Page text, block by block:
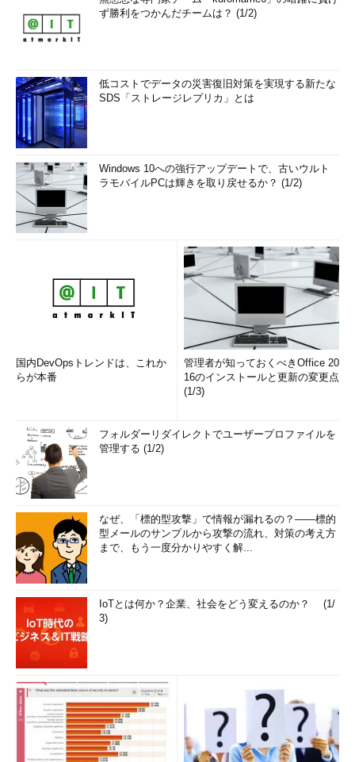
ず勝利をつかんだチームは？ (1/2)
低コストでデータの災害復旧対策を実現する新たな
SDS「ストレージレプリカ」とは
Windows 10への強行アップデートで、古いウルト
ラモバイルPCは輝きを取り戻せるか？ (1/2)
国内DevOpsトレンドは、これか
らが本番
管理者が知っておくべきOffice 20
16のインストールと更新の変更点
(1/3)
フォルダーリダイレクトでユーザープロファイルを
管理する (1/2)
なぜ、「標的型攻撃」で情報が漏れるの？――標的
型メールのサンプルから攻撃の流れ、対策の考え方
まで、もう一度分かりやすく解...
IoTとは何か？企業、社会をどう変えるのか？ (1/
3)